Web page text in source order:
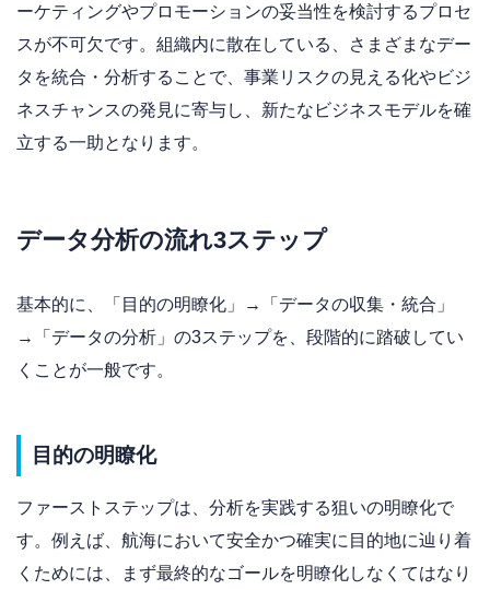
ーケティングやプロモーションの妥当性を検討するプロセ
スが不可欠です。組織内に散在している、さまざまなデー
タを統合・分析することで、事業リスクの見える化やビジ
ネスチャンスの発見に寄与し、新たなビジネスモデルを確
立する一助となります。
データ分析の流れ3ステップ
基本的に、「目的の明瞭化」→「データの収集・統合」
→「データの分析」の3ステップを、段階的に踏破してい
くことが一般です。
目的の明瞭化
ファーストステップは、分析を実践する狙いの明瞭化で
す。例えば、航海において安全かつ確実に目的地に辿り着
くためには、まず最終的なゴールを明瞭化しなくてはなり